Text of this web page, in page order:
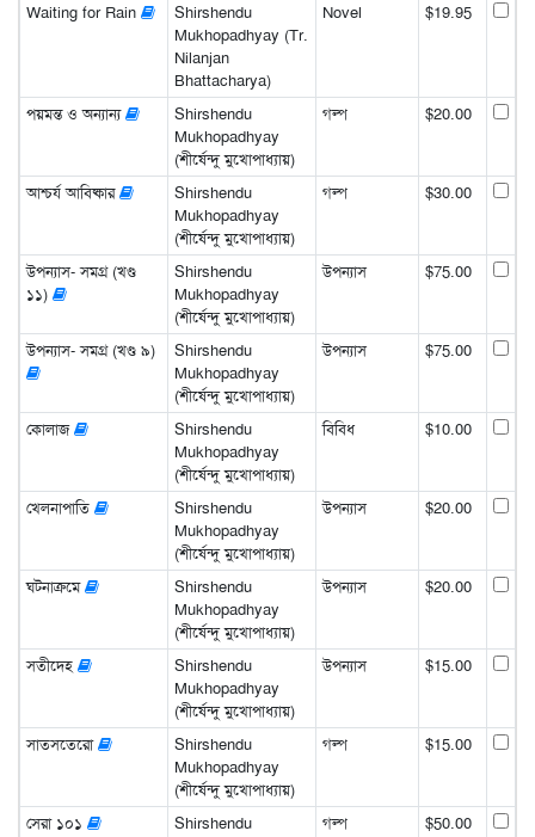
Waiting for Rain
Shirshendu
Mukhopadhyay (Tr.
Nilanjan
Bhattacharya)
Novel $19.95
পয়মন্ত ও অন্যান্য
Shirshendu
Mukhopadhyay
(শীর্ষেন্দু মুখোপাধ্যায়)
গল্প $20.00
আশ্চর্য আবিষ্কার
Shirshendu
Mukhopadhyay
(শীর্ষেন্দু মুখোপাধ্যায়)
গল্প $30.00
উপন্যাস- সমগ্র (খণ্ড
১১)
Shirshendu
Mukhopadhyay
(শীর্ষেন্দু মুখোপাধ্যায়)
উপন্যাস $75.00
উপন্যাস- সমগ্র (খণ্ড ৯)
Shirshendu
Mukhopadhyay
(শীর্ষেন্দু মুখোপাধ্যায়)
উপন্যাস $75.00
কোলাজ
Shirshendu
Mukhopadhyay
(শীর্ষেন্দু মুখোপাধ্যায়)
বিবিধ $10.00
খেলনাপাতি
Shirshendu
Mukhopadhyay
(শীর্ষেন্দু মুখোপাধ্যায়)
উপন্যাস $20.00
ঘটনাক্রমে
Shirshendu
Mukhopadhyay
(শীর্ষেন্দু মুখোপাধ্যায়)
উপন্যাস $20.00
সতীদেহ
Shirshendu
Mukhopadhyay
(শীর্ষেন্দু মুখোপাধ্যায়)
উপন্যাস $15.00
সাতসতেরো
Shirshendu
Mukhopadhyay
(শীর্ষেন্দু মুখোপাধ্যায়)
গল্প $15.00
সেরা ১০১
Shirshendu
গল্প $50.00